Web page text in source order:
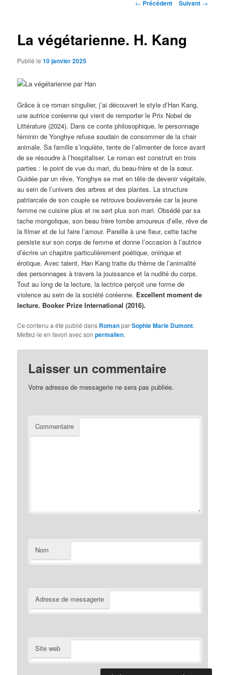
← Précédent Suivant →
La végétarienne. H. Kang
Publié le10 janvier 2025
Grâce à ce roman singulier, j’ai découvert le style d’Han Kang,
une autrice coréenne qui vient de remporter le Prix Nobel de
Littérature (2024). Dans ce conte philosophique, le personnage
féminin de Yonghye refuse soudain de consommer de la chair
animale. Sa famille s’inquiète, tente de l’alimenter de force avant
de se résoudre à l’hospitaliser. Le roman est construit en trois
parties : le point de vue du mari, du beau-frère et de la sœur.
Guidée par un rêve, Yonghye se met en tête de devenir végétale,
au sein de l’univers des arbres et des plantes. La structure
patriarcale de son couple se retrouve bouleversée car la jeune
femme ne cuisine plus et ne sert plus son mari. Obsédé par sa
tache mongolique, son beau frère tombe amoureux d’elle, rêve de
la filmer et de lui faire l’amour. Pareille à une fleur, cette tache
persiste sur son corps de femme et donne l’occasion à l’autrice
d’écrire un chapitre particulièrement poétique, onirique et
érotique. Avec talent, Han Kang traite du thème de l’animalité
des personnages à travers la jouissance et la nudité du corps.
Tout au long de la lecture, la lectrice perçoit une forme de
violence au sein de la société coréenne. Excellent moment de
lecture. Booker Prize International (2016).
Ce contenu a été publié dans RomanparSophie Marie Dumont.
Mettez-le en favori avec sonpermalien.
Laisser un commentaire
Votre adresse de messagerie ne sera pas publiée.
Commentaire
Nom
Adresse de messagerie
Site web